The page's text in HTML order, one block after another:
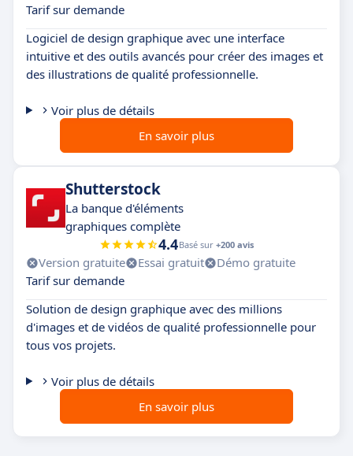
Tarif sur demande
Logiciel de design graphique avec une interface
intuitive et des outils avancés pour créer des images et
des illustrations de qualité professionnelle.
Voir plus de détails
En savoir plus
Shutterstock
La banque d'éléments
graphiques complète
4.4Basé sur +200 avis
Version gratuite Essai gratuit
Démo gratuite
Tarif sur demande
Solution de design graphique avec des millions
d'images et de vidéos de qualité professionnelle pour
tous vos projets.
Voir plus de détails
En savoir plus